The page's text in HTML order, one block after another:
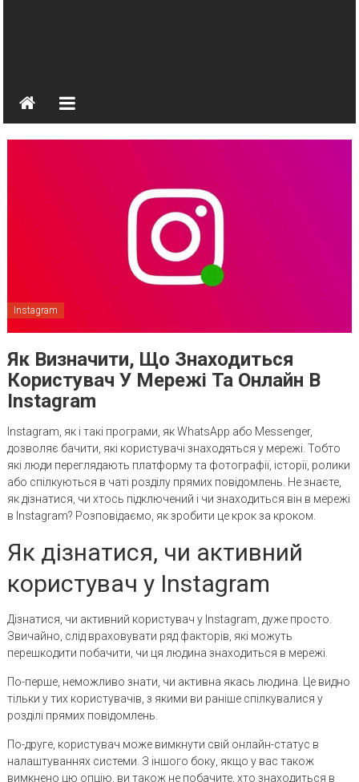
Instagram
Як Визначити, Що Знаходиться
Користувач У Мережі Та Онлайн В
Instagram
Instagram, як і такі програми, як WhatsApp або Messenger,
дозволяє бачити, які користувачі знаходяться у мережі. Тобто
які люди переглядають платформу та фотографії, історії, ролики
або спілкуються в чаті розділу прямих повідомлень. Не знаєте,
як дізнатися, чи хтось підключений і чи знаходиться він в мережі
в Instagram? Розповідаємо, як зробити це крок за кроком.
Як дізнатися, чи активний
користувач у Instagram
Дізнатися, чи активний користувач у Instagram, дуже просто.
Звичайно, слід враховувати ряд факторів, які можуть
перешкодити побачити, чи ця людина знаходиться в мережі.
По-перше, неможливо знати, чи активна якась людина. Це видно
тільки у тих користувачів, з якими ви раніше спілкувалися у
розділі прямих повідомлень.
По-друге, користувач може вимкнути свій онлайн-статус в
налаштуваннях системи. З іншого боку, якщо у вас також
вимкнено цю опцію, ви також не побачите, хто знаходиться в